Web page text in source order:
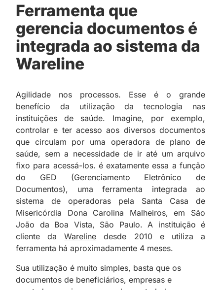
Ferramenta que
gerencia documentos é
integrada ao sistema da
Wareline
Agilidade nos processos. Esse é o grande
benefício da utilização da tecnologia nas
instituições de saúde. Imagine, por exemplo,
controlar e ter acesso aos diversos documentos
que circulam por uma operadora de plano de
saúde, sem a necessidade de ir até um arquivo
fixo para acessá-los. é exatamente essa a função
do GED (Gerenciamento Eletrônico de
Documentos), uma ferramenta integrada ao
sistema de operadoras pela Santa Casa de
Misericórdia Dona Carolina Malheiros, em São
João da Boa Vista, São Paulo. A instituição é
cliente daWareline desde 2010 e utiliza a
ferramenta há aproximadamente 4 meses.
Sua utilização é muito simples, basta que os
documentos de beneficiários, empresas e